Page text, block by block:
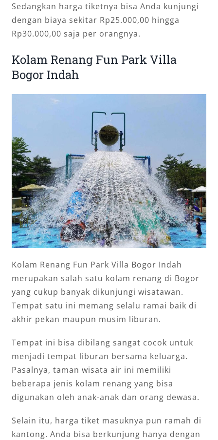
Sedangkan harga tiketnya bisa Anda kunjungi
dengan biaya sekitar Rp25.000,00 hingga
Rp30.000,00 saja per orangnya.
Kolam Renang Fun Park Villa
Bogor Indah
Kolam Renang Fun Park Villa Bogor Indah
merupakan salah satu kolam renang di Bogor
yang cukup banyak dikunjungi wisatawan.
Tempat satu ini memang selalu ramai baik di
akhir pekan maupun musim liburan.
Tempat ini bisa dibilang sangat cocok untuk
menjadi tempat liburan bersama keluarga.
Pasalnya, taman wisata air ini memiliki
beberapa jenis kolam renang yang bisa
digunakan oleh anak-anak dan orang dewasa.
Selain itu, harga tiket masuknya pun ramah di
kantong. Anda bisa berkunjung hanya dengan